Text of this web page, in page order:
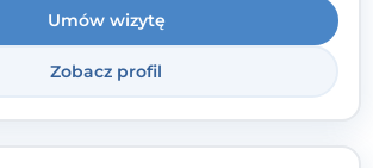
Umów wizytę
Zobacz profil